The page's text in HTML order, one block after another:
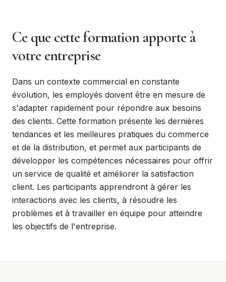
Ce que cette formation apporte à
votre entreprise
Dans un contexte commercial en constante
évolution, les employés doivent être en mesure de
s'adapter rapidement pour répondre aux besoins
des clients. Cette formation présente les dernières
tendances et les meilleures pratiques du commerce
et de la distribution, et permet aux participants de
développer les compétences nécessaires pour offrir
un service de qualité et améliorer la satisfaction
client. Les participants apprendront à gérer les
interactions avec les clients, à résoudre les
problèmes et à travailler en équipe pour atteindre
les objectifs de l'entreprise.